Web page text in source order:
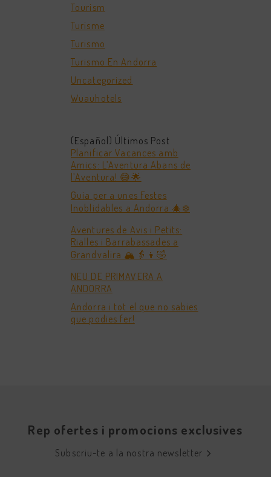
Tourism
Turisme
Turismo
Turismo En Andorra
Uncategorized
Wuauhotels
(Español) Últimos Post
Planificar Vacances amb
Amics: L’Aventura Abans de
l’Aventura! 😅🌟
Guia per a unes Festes
Inoblidables a Andorra 🎄❄️
Aventures de Avis i Petits:
Rialles i Barrabassades a
Grandvalira 🏔️👵👦🤣
NEU DE PRIMAVERA A
ANDORRA
Andorra i tot el que no sabies
que podies fer!
Rep ofertes i promocions exclusives
Subscriu-te a la nostra newsletter